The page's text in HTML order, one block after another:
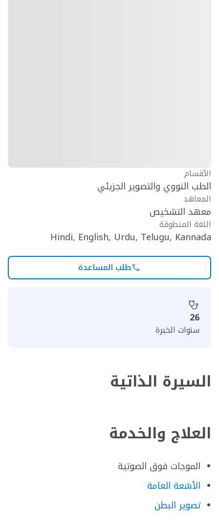
الأقسام
الطب النووي والتصوير الجزيئي
المعاهد
معهد التشخيص
اللغة المنطوقة
Hindi, English, Urdu, Telugu, Kannada
طلب المساعدة
26
سنوات الخبرة
السيرة الذاتية
العلاج والخدمة
الموجات فوق الصوتية
الأشعة العامة
تصوير البطن